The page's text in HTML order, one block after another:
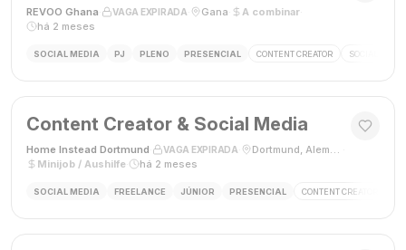
REVOO Ghana VAGA EXPIRADA Gana A combinar·
há 2 meses
SOCIAL MEDIA PJ PLENO PRESENCIAL CONTENT CREATOR SOCIAL MEDIA
Content Creator & Social Media
Home Instead Dortmund VAGA EXPIRADA Dortmund, Alemanha
Minijob / Aushilfe
há 2 meses
SOCIAL MEDIA FREELANCE JÚNIOR PRESENCIAL CONTENT CREATOR